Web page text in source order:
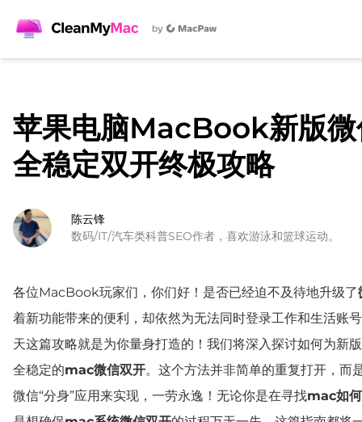
苹果电脑MacBook新版微
全稳定双开终极攻略
陈云锋
数码/IT/汽车类科普SEO作者，喜欢游泳和篮球运动。
各位MacBook玩家们，你们好！是否已经迫不及待地升级了
着新功能带来的便利，却依然为无法同时登录工作和生活账
天这篇攻略就是为你量身打造的！我们将深入探讨如何为新版
全稳定的mac微信双开。这个方法并非简单的重复打开，而
微信“分身”应用来实现，一劳永逸！无论你是在寻找mac如